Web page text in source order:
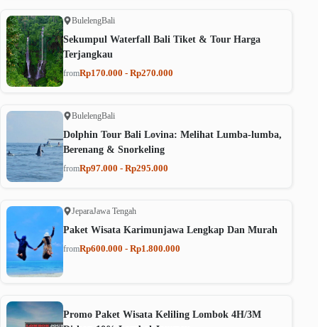
BulelengBali
Sekumpul Waterfall Bali Tiket & Tour Harga
Terjangkau
fromRp170.000 - Rp270.000
BulelengBali
Dolphin Tour Bali Lovina: Melihat Lumba-lumba,
Berenang & Snorkeling
fromRp97.000 - Rp295.000
JeparaJawa Tengah
Paket Wisata Karimunjawa Lengkap Dan Murah
fromRp600.000 - Rp1.800.000
Promo Paket Wisata Keliling Lombok 4H/3M